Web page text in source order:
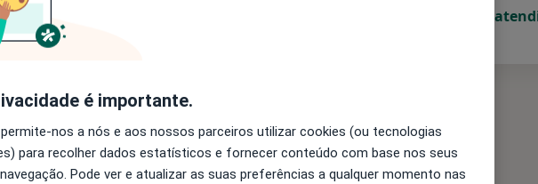
Consultórios
especialistas que realizam
proporcionando uma melhoria na
Solicite um
é importante.
nos a nós e aos nossos parceiros utilizar cookies (ou tecnologias
para recolher dados estatísticos e fornecer conteúdo com base nos seus
Pode ver e atualizar as suas preferências a qualquer momento nas